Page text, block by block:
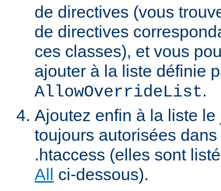
de directives (vous
de directives
ces classes), et vous
ajouter à la liste définie
AllowOverrideList.
Ajoutez enfin à la liste
toujours autorisées
.htaccess (elles sont
All ci-dessous).